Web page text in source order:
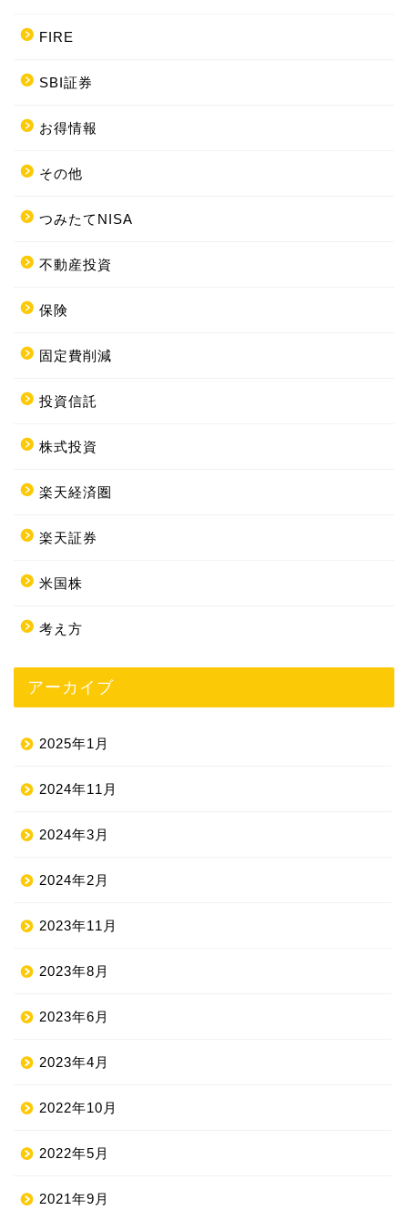
FIRE
SBI証券
お得情報
その他
つみたてNISA
不動産投資
保険
固定費削減
投資信託
株式投資
楽天経済圏
楽天証券
米国株
考え方
アーカイブ
2025年1月
2024年11月
2024年3月
2024年2月
2023年11月
2023年8月
2023年6月
2023年4月
2022年10月
2022年5月
2021年9月